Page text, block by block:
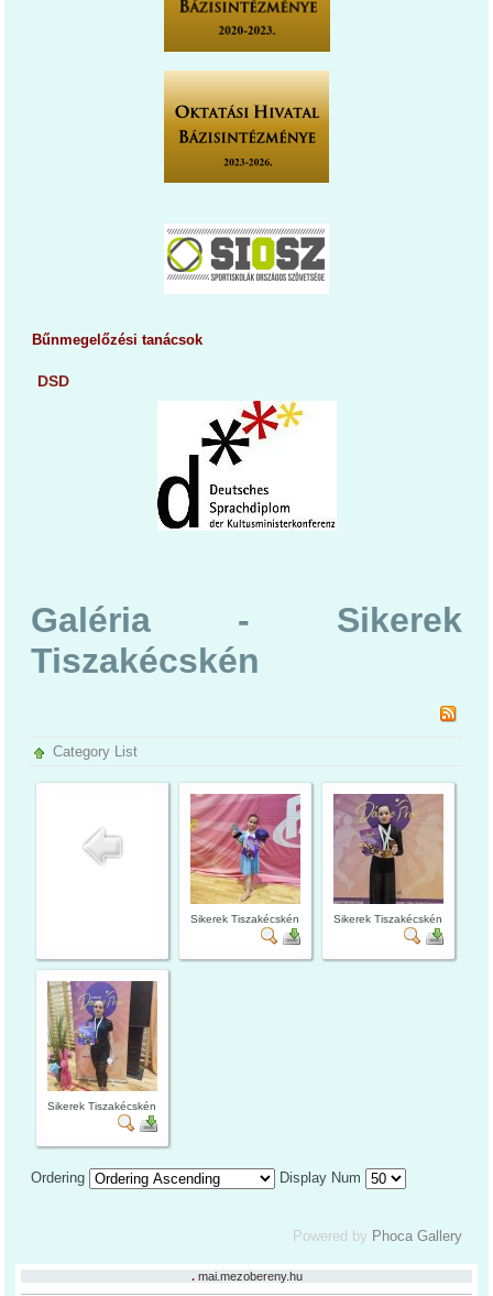
Bűnmegelőzési tanácsok
DSD
Galéria - Sikerek
Tiszakécskén
Category List
Sikerek Tiszakécskén Sikerek Tiszakécskén
Sikerek Tiszakécskén
Ordering Display Num
Powered by Phoca Gallery
. mai.mezobereny.hu